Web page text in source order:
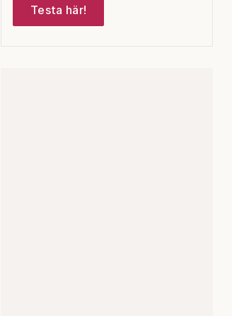
Testa här!